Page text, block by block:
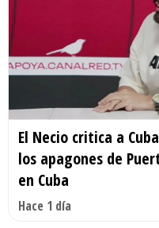
El Necio critica a
los apagones de
en Cuba
Hace 1 día